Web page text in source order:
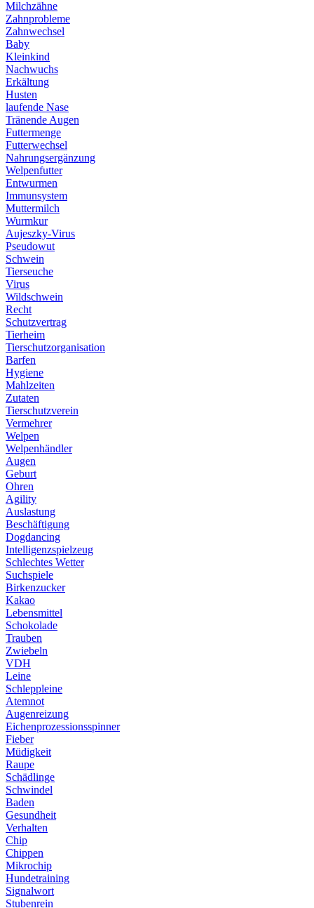
Milchzähne
Zahnprobleme
Zahnwechsel
Baby
Kleinkind
Nachwuchs
Erkältung
Husten
laufende Nase
Tränende Augen
Futtermenge
Futterwechsel
Nahrungsergänzung
Welpenfutter
Entwurmen
Immunsystem
Muttermilch
Wurmkur
Aujeszky-Virus
Pseudowut
Schwein
Tierseuche
Virus
Wildschwein
Recht
Schutzvertrag
Tierheim
Tierschutzorganisation
Barfen
Hygiene
Mahlzeiten
Zutaten
Tierschutzverein
Vermehrer
Welpen
Welpenhändler
Augen
Geburt
Ohren
Agility
Auslastung
Beschäftigung
Dogdancing
Intelligenzspielzeug
Schlechtes Wetter
Suchspiele
Birkenzucker
Kakao
Lebensmittel
Schokolade
Trauben
Zwiebeln
VDH
Leine
Schleppleine
Atemnot
Augenreizung
Eichenprozessionsspinner
Fieber
Müdigkeit
Raupe
Schädlinge
Schwindel
Baden
Gesundheit
Verhalten
Chip
Chippen
Mikrochip
Hundetraining
Signalwort
Stubenrein